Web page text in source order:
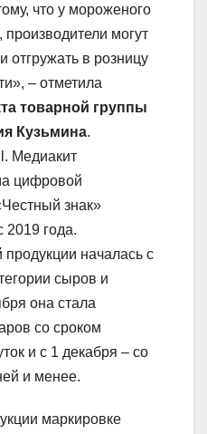
что у мороженого
производители могут
отгружать в розницу
– отметила
товарной группы
Кузьмина.
Медиакит
цифровой
знак»
2019 года.
началась с
сыров и
она стала
со сроком
и с 1 декабря – со
и менее.
маркировке